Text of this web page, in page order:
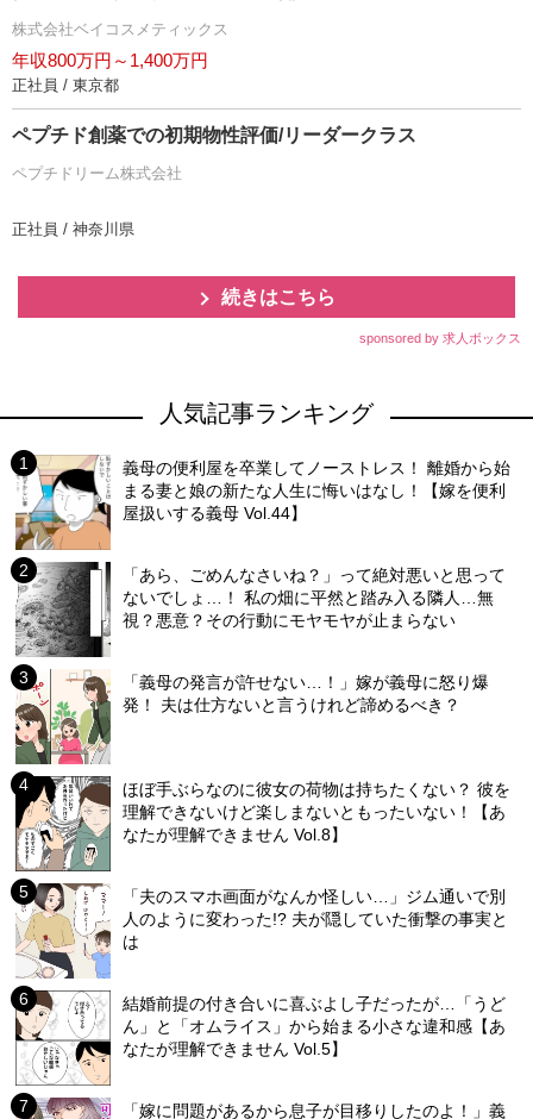
株式会社ベイコスメティックス
年収800万円～1,400万円
正社員 / 東京都
ペプチド創薬での初期物性評価/リーダークラス
ペプチドリーム株式会社
正社員 / 神奈川県
続きはこちら
sponsored by 求人ボックス
人気記事ランキング
義母の便利屋を卒業してノーストレス！ 離婚から始
まる妻と娘の新たな人生に悔いはなし！【嫁を便利
屋扱いする義母 Vol.44】
「あら、ごめんなさいね？」って絶対悪いと思って
ないでしょ…！ 私の畑に平然と踏み入る隣人…無
視？悪意？その行動にモヤモヤが止まらない
「義母の発言が許せない…！」嫁が義母に怒り爆
発！ 夫は仕方ないと言うけれど諦めるべき？
ほぼ手ぶらなのに彼女の荷物は持ちたくない？ 彼を
理解できないけど楽しまないともったいない！【あ
なたが理解できません Vol.8】
「夫のスマホ画面がなんか怪しい…」ジム通いで別
人のように変わった!? 夫が隠していた衝撃の事実と
は
結婚前提の付き合いに喜ぶよし子だったが…「うど
ん」と「オムライス」から始まる小さな違和感【あ
なたが理解できません Vol.5】
「嫁に問題があるから息子が目移りしたのよ！」義